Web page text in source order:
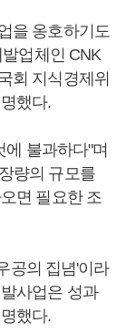
을 옹호하기도
업체인 CNK
회 지식경제위
했다.
에 불과하다"며
량의 규모를
면 필요한 조
공의 집념'이라
사업은 성과
했다.